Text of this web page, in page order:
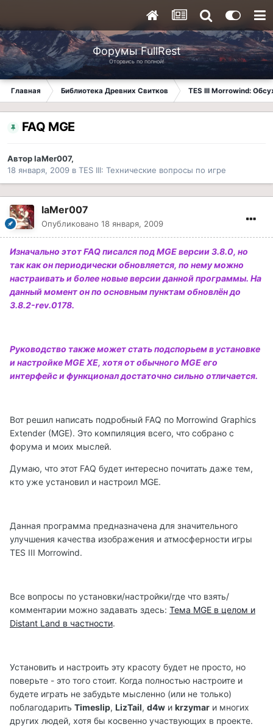
Форумы FullRest
Оторвись по полной!
Главная Библиотека Древних Свитков TES III Morrowind:
FAQ MGE
АвторlaMer007,
18 января, 2009 в TES III: Технические вопросы по игре
laMer007
Опубликовано 18 января, 2009
Изначально этот FAQ писался под MGE версии 3.8.0, но
так как он периодически обновляется, по нему можно
настраивать и более новые версии данной программы. На
данный момент он по основным пунктам обновлён до
3.8.2-rev.0178.
Руководство также может стать подспорьем в установке
и настройке MGE XE, хотя от обычного MGE его
интерфейс и функционал достаточно сильно отличается.
Вот решил написать подробный FAQ по Morrowind Graphics
Extender (MGE). Это компиляция всего, что собрано с
форума и моих мыслей.
Думаю, что этот FAQ будет интересно почитать даже тем,
кто уже установил и настроил MGE.
Данная программа предназначена для значительного
улучшения качества изображения и атмосферности игры
TES III Morrowind.
Все вопросы по установки/настройки/где что взять/
комментарии можно задавать здесь: Тема MGE в целом и
Distant Land в частности.
Установить и настроить эту красоту будет не просто, но
поверьте - это того стоит. Когда полностью настроите и
будете играть не забудьте мысленно (или не только)
поблагодарить Timeslip, LizTail, d4w и krzymar и многих
других людей, хотя бы косвенно участвующих в проекте.